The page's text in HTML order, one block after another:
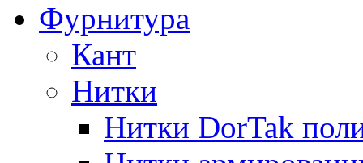
Фурнитура
Кант
Нитки
Нитки DorTak